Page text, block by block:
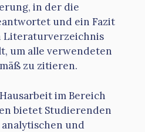
in der die
und ein Fazit
Literaturverzeichnis
um alle verwendeten
zu zitieren.
im Bereich
bietet Studierenden
und